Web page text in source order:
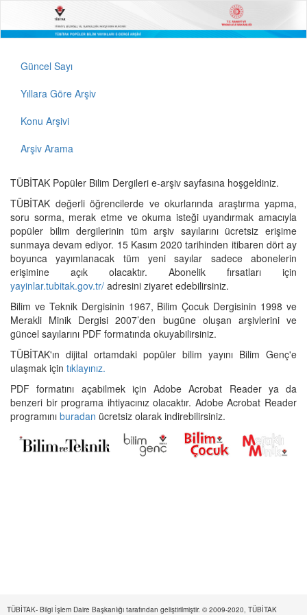
Güncel Sayı
Yıllara Göre Arşiv
Konu Arşivi
Arşiv Arama
TÜBİTAK Popüler Bilim Dergileri e-arşiv sayfasına hoşgeldiniz.
TÜBİTAK değerli öğrencilerde ve okurlarında araştırma yapma,
soru sorma, merak etme ve okuma isteği uyandırmak amacıyla
popüler bilim dergilerinin tüm arşiv sayılarını ücretsiz erişime
sunmaya devam ediyor. 15 Kasım 2020 tarihinden itibaren dört ay
boyunca yayımlanacak tüm yeni sayılar sadece abonelerin
erişimine açık olacaktır. Abonelik fırsatları için
yayinlar.tubitak.gov.tr/ adresini ziyaret edebilirsiniz.
Bilim ve Teknik Dergisinin 1967, Bilim Çocuk Dergisinin 1998 ve
Merakli Minik Dergisi 2007’den bugüne oluşan arşivlerini ve
güncel sayılarını PDF formatında okuyabilirsiniz.
TÜBİTAK'ın dijital ortamdaki popüler bilim yayını Bilim Genç'e
ulaşmak için tıklayınız.
PDF formatını açabilmek için Adobe Acrobat Reader ya da
benzeri bir programa ihtiyacınız olacaktır. Adobe Acrobat Reader
programını buradan ücretsiz olarak indirebilirsiniz.
TÜBİTAK- Bilgi İşlem Daire Başkanlığı tarafından geliştirilmiştir. © 2009-2020, TÜBİTAK